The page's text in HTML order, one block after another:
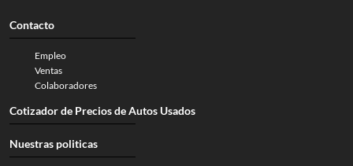
Contacto
Empleo
Ventas
Colaboradores
Cotizador de Precios de Autos Usados
Nuestras politicas